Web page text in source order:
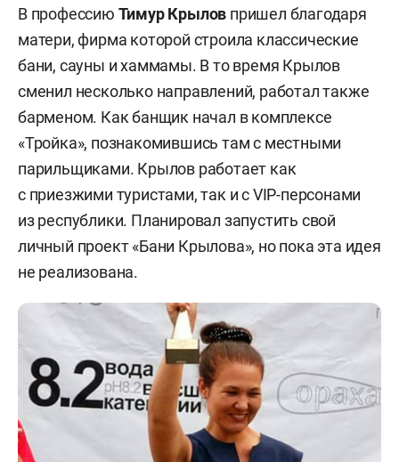
В профессию Тимур Крылов пришел благодаря
матери, фирма которой строила классические
бани, сауны и хаммамы. В то время Крылов
сменил несколько направлений, работал также
барменом. Как банщик начал в комплексе
«Тройка», познакомившись там с местными
парильщиками. Крылов работает как
с приезжими туристами, так и с VIP-персонами
из республики. Планировал запустить свой
личный проект «Бани Крылова», но пока эта идея
не реализована.